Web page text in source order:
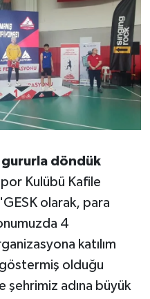
döndük
Kulübü Kafile
olarak, para
4
katılım
göstermiş olduğu
şehrimiz adına büyük